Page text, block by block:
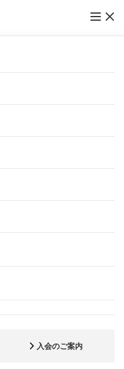
くための「6つの指針」
のための「7つの提言」
入会のご案内
科クリニック
ニック
屋市中区金山1-9-16鉄鋼